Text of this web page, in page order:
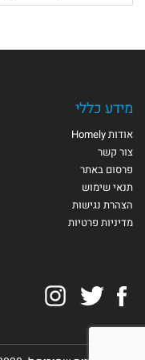
מידע כללי
אודות Homely
צור קשר
פרסום באתר
תנאי שימוש
הצהרת נגישות
מדיניות פרטיות
Facebook
Twitter